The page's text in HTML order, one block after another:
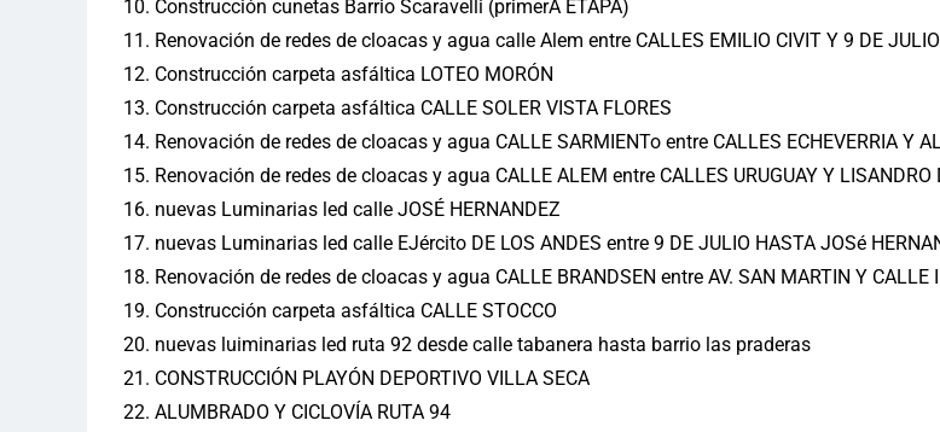
Construcción cunetas Barrio Scaravelli (primerA ETAPA)
Renovación de redes de cloacas y agua calle Alem entre CALLES EMILIO CIVIT Y 9 DE JULIO
Construcción carpeta asfáltica LOTEO MORÓN
Construcción carpeta asfáltica CALLE SOLER VISTA FLORES
Renovación de redes de cloacas y agua CALLE SARMIENTo entre CALLES ECHEVERRIA Y
Renovación de redes de cloacas y agua CALLE ALEM entre CALLES URUGUAY Y LISANDRO
nuevas Luminarias led calle JOSÉ HERNANDEZ
nuevas Luminarias led calle EJército DE LOS ANDES entre 9 DE JULIO HASTA JOSé
Renovación de redes de cloacas y agua CALLE BRANDSEN entre AV. SAN MARTIN Y CALLE
Construcción carpeta asfáltica CALLE STOCCO
nuevas luiminarias led ruta 92 desde calle tabanera hasta barrio las praderas
CONSTRUCCIÓN PLAYÓN DEPORTIVO VILLA SECA
ALUMBRADO Y CICLOVÍA RUTA 94